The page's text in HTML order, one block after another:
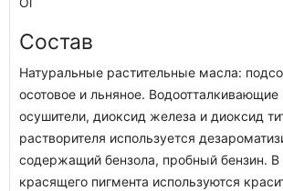
Состав
Натуральные растительные масла:
осотовое и льняное.
осушители, диоксид железа и диоксид
растворителя используется
содержащий бензола, пробный бензин. В
красящего пигмента используются